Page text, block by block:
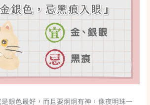
銀色最好，而且要炯炯有神，像夜明珠一